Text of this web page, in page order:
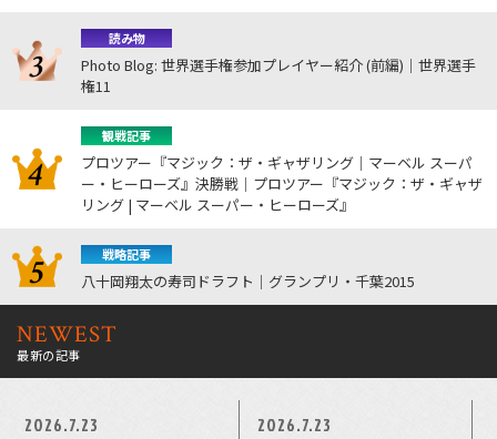
読み物
Photo Blog: 世界選手権参加プレイヤー紹介 (前編)｜世界選手
権11
観戦記事
プロツアー『マジック：ザ・ギャザリング｜マーベル スーパ
ー・ヒーローズ』決勝戦｜プロツアー『マジック：ザ・ギャザ
リング | マーベル スーパー・ヒーローズ』
戦略記事
八十岡翔太の寿司ドラフト｜グランプリ・千葉2015
NEWEST
最新の記事
2026.7.23 2026.7.23